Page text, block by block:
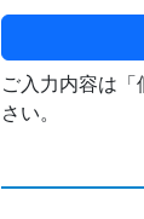
ご入力内容は
さい。